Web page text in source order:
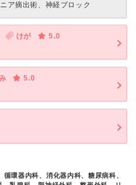
ア摘出術、神経ブロック
けが
5.0
5.0
循環器内科、消化器内科、糖尿病科、